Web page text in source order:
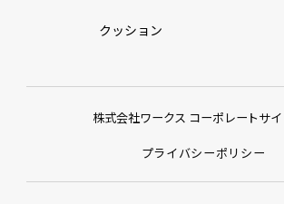
クッション
株式会社ワークス コーポレートサイ
プライバシーポリシー